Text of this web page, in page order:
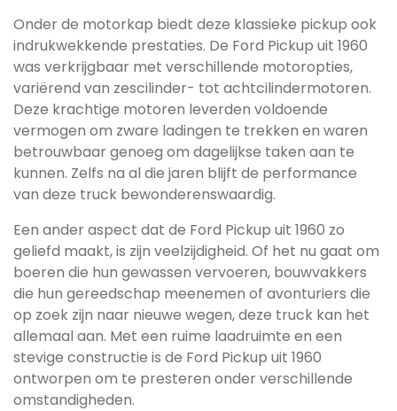
Onder de motorkap biedt deze klassieke pickup ook
indrukwekkende prestaties. De Ford Pickup uit 1960
was verkrijgbaar met verschillende motoropties,
variërend van zescilinder- tot achtcilindermotoren.
Deze krachtige motoren leverden voldoende
vermogen om zware ladingen te trekken en waren
betrouwbaar genoeg om dagelijkse taken aan te
kunnen. Zelfs na al die jaren blijft de performance
van deze truck bewonderenswaardig.
Een ander aspect dat de Ford Pickup uit 1960 zo
geliefd maakt, is zijn veelzijdigheid. Of het nu gaat om
boeren die hun gewassen vervoeren, bouwvakkers
die hun gereedschap meenemen of avonturiers die
op zoek zijn naar nieuwe wegen, deze truck kan het
allemaal aan. Met een ruime laadruimte en een
stevige constructie is de Ford Pickup uit 1960
ontworpen om te presteren onder verschillende
omstandigheden.